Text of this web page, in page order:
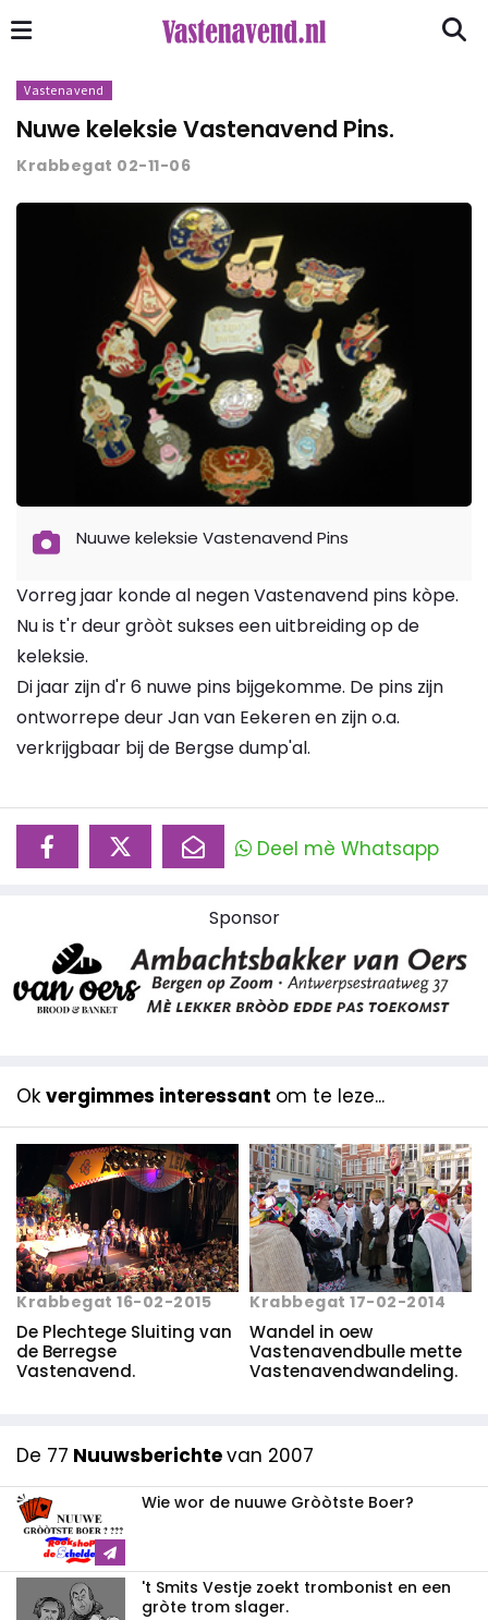
Vastenavend
Nuwe keleksie Vastenavend Pins.
Krabbegat 02-11-06
Nuuwe keleksie Vastenavend Pins
Vorreg jaar konde al negen Vastenavend pins kòpe.
Nu is t'r deur gròòt sukses een uitbreiding op de
keleksie.
Di jaar zijn d'r 6 nuwe pins bijgekomme. De pins zijn
ontworrepe deur Jan van Eekeren en zijn o.a.
verkrijgbaar bij de Bergse dump'al.
Deel mè Whatsapp
Sponsor
Ok vergimmes interessant om te leze...
Krabbegat 16-02-2015
De Plechtege Sluiting van
de Berregse
Vastenavend.
Krabbegat 17-02-2014
Wandel in oew
Vastenavendbulle mette
Vastenavendwandeling.
De 77 Nuuwsberichtevan 2007
Wie wor de nuuwe Gròòtste Boer?
't Smits Vestje zoekt trombonist en een
gròte trom slager.